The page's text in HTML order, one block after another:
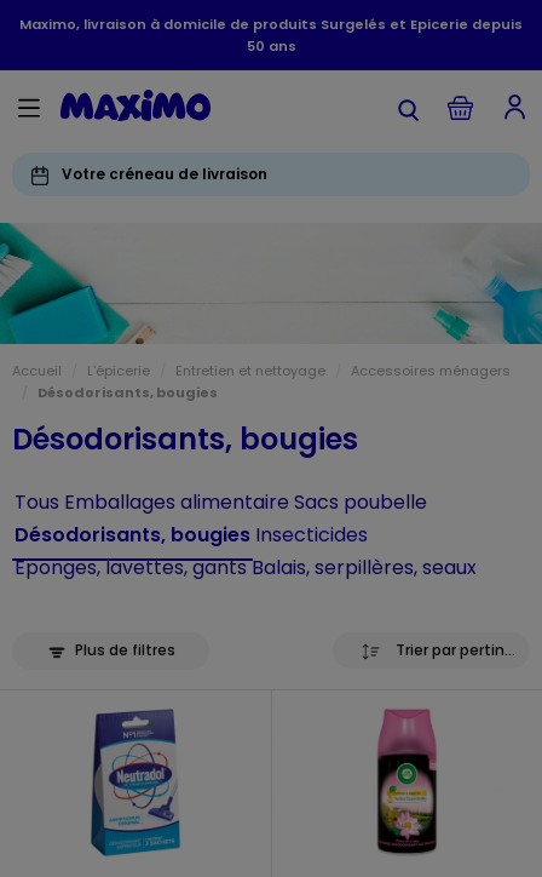
Maximo, livraison à domicile de produits Surgelés et Epicerie depuis
50 ans
Votre créneau de livraison
Accueil L'épicerie Entretien et nettoyage
Accessoires ménagers
Désodorisants, bougies
Désodorisants, bougies
Tous Emballages alimentaire Sacs poubelle
Désodorisants, bougies Insecticides
Eponges, lavettes, gantsBalais, serpillères, seaux
Plus de filtres Trier par pertinence